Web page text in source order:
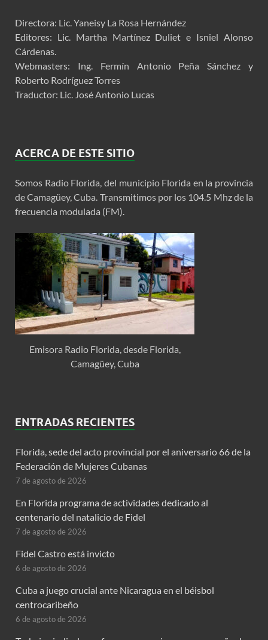
Directora: Lic. Yaneisy La Rosa Hernández
Editores: Lic. Martha Martínez Duliet e Isniel Alonso
Cárdenas.
Webmasters: Ing. Fermín Antonio Peña Sánchez y
Roberto Rodríguez Torres
Traductor: Lic. José Antonio Lucas
ACERCA DE ESTE SITIO
Somos Radio Florida, del municipio Florida en la provincia
de Camagüey, Cuba. Transmitimos por los 104.5 Mhz de la
frecuencia modulada (FM).
Emisora Radio Florida, desde Florida,
Camagüey, Cuba
ENTRADAS RECIENTES
Florida, sede del acto provincial por el aniversario 66 de la
Federación de Mujeres Cubanas
7 de agosto de 2026
En Florida programa de actividades dedicado al
centenario del natalicio de Fidel
7 de agosto de 2026
Fidel Castro está invicto
6 de agosto de 2026
Cuba a juego crucial ante Nicaragua en el béisbol
centrocaribeño
6 de agosto de 2026